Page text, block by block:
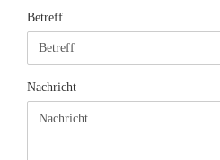
Betreff
Nachricht